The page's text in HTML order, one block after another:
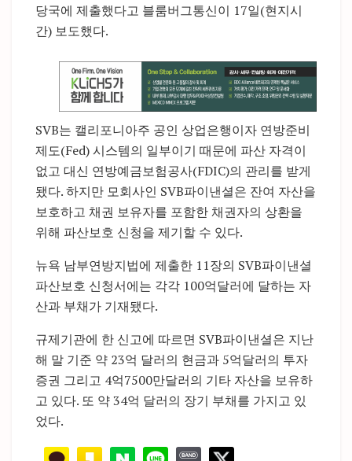
당국에 제출했다고 블룸버그통신이 17일(현지시
간) 보도했다.
SVB는 캘리포니아주 공인 상업은행이자 연방준비
제도(Fed) 시스템의 일부이기 때문에 파산 자격이
없고 대신 연방예금보험공사(FDIC)의 관리를 받게
됐다. 하지만 모회사인 SVB파이낸셜은 잔여 자산을
보호하고 채권 보유자를 포함한 채권자의 상환을
위해 파산보호 신청을 제기할 수 있다.
뉴욕 남부연방지법에 제출한 11장의 SVB파이낸셜
파산보호 신청서에는 각각 100억달러에 달하는 자
산과 부채가 기재됐다.
규제기관에 한 신고에 따르면 SVB파이낸셜은 지난
해 말 기준 약 23억 달러의 현금과 5억달러의 투자
증권 그리고 4억7500만달러의 기타 자산을 보유하
고 있다. 또 약 34억 달러의 장기 부채를 가지고 있
었다.